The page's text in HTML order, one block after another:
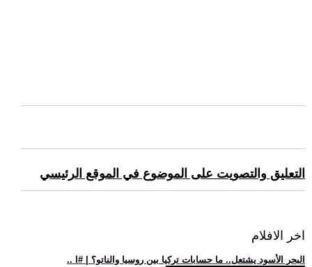
التعليق والتصويت على الموضوع في الموقع الرئيسي
اخر الافلام
.. البحر الأسود يشتعل.. ما حسابات تركيا بين روسيا والناتو؟ | #ا